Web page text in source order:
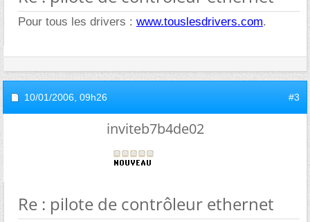
Pour tous les drivers : www.touslesdrivers.com.
10/01/2006, 09h26 #3
inviteb7b4de02
Re : pilote de contrôleur ethernet